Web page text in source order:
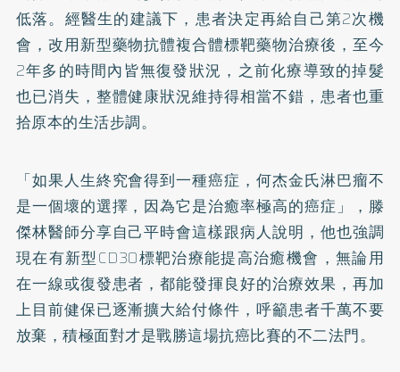
低落。經醫生的建議下，患者決定再給自己第2次機
會，改用新型藥物抗體複合體標靶藥物治療後，至今
2年多的時間內皆無復發狀況，之前化療導致的掉髮
也已消失，整體健康狀況維持得相當不錯，患者也重
拾原本的生活步調。
「如果人生終究會得到一種癌症，何杰金氏淋巴瘤不
是一個壞的選擇，因為它是治癒率極高的癌症」，滕
傑林醫師分享自己平時會這樣跟病人說明，他也強調
現在有新型CD30標靶治療能提高治癒機會，無論用
在一線或復發患者，都能發揮良好的治療效果，再加
上目前健保已逐漸擴大給付條件，呼籲患者千萬不要
放棄，積極面對才是戰勝這場抗癌比賽的不二法門。